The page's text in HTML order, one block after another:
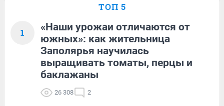
ТОП 5
1
«Наши урожаи отличаются от
южных»: как жительница
Заполярья научилась
выращивать томаты, перцы и
баклажаны
26 308 2